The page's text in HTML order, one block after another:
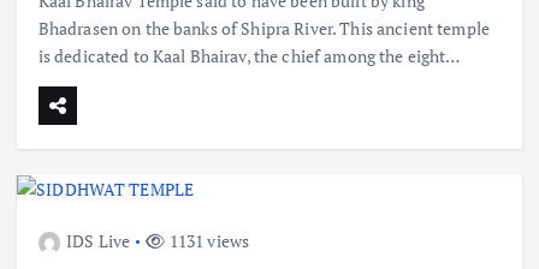
Bhadrasen on the banks of Shipra River. This ancient temple
is dedicated to Kaal Bhairav, the chief among the eight…
IDS Live 1131 views